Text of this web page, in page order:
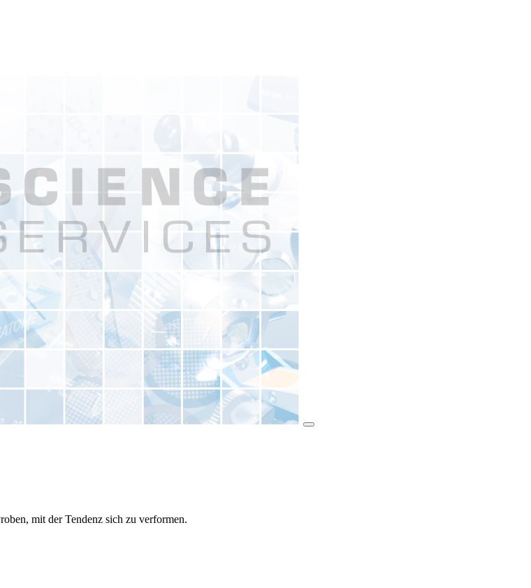
mit der Tendenz sich zu verformen.